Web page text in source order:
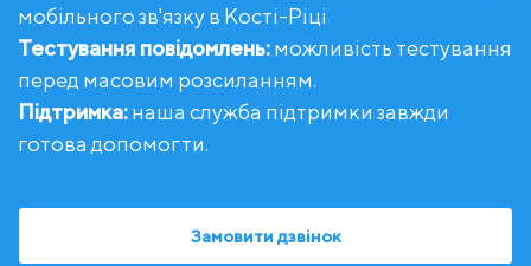
мобільного зв'язку в Кості-Ріці
Тестування повідомлень:можливість тестування
перед масовим розсиланням.
Підтримка:наша служба підтримки завжди
готова допомогти.
Замовити дзвінок